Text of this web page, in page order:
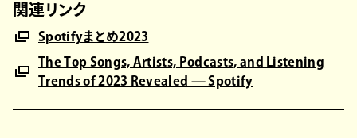
関連リンク
Spotifyまとめ2023
The Top Songs, Artists, Podcasts, and Listening
Trends of 2023 Revealed — Spotify